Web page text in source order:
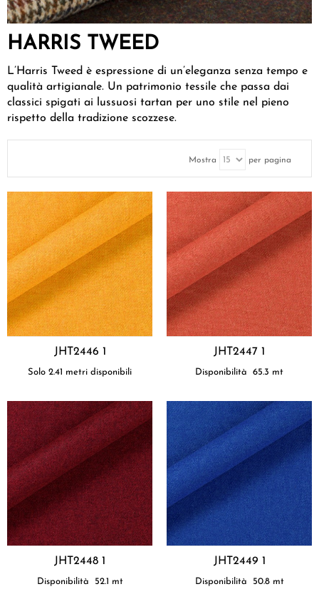
HARRIS TWEED
L’Harris Tweed è espressione di un’eleganza senza tempo e
qualità artigianale. Un patrimonio tessile che passa dai
classici spigati ai lussuosi tartan per uno stile nel pieno
rispetto della tradizione scozzese.
Mostra per pagina
JHT2446 1
Solo 2.41 metri disponibili
JHT2447 1
Disponibilità 65.3 mt
JHT2448 1
Disponibilità 52.1 mt
JHT2449 1
Disponibilità 50.8 mt